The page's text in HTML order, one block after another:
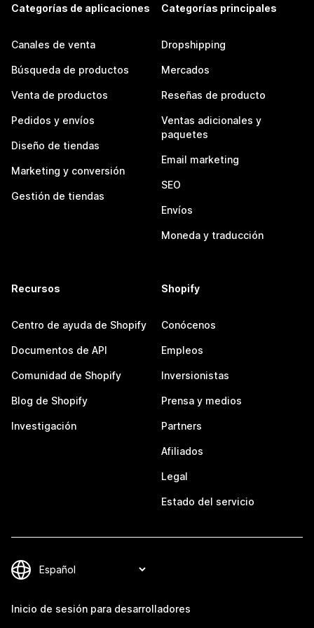
Categorías de aplicaciones
Canales de venta
Búsqueda de productos
Venta de productos
Pedidos y envíos
Diseño de tiendas
Marketing y conversión
Gestión de tiendas
Categorías principales
Dropshipping
Mercados
Reseñas de producto
Ventas adicionales y
paquetes
Email marketing
SEO
Envíos
Moneda y traducción
Recursos
Centro de ayuda de Shopify
Documentos de API
Comunidad de Shopify
Blog de Shopify
Investigación
Shopify
Conócenos
Empleos
Inversionistas
Prensa y medios
Partners
Afiliados
Legal
Estado del servicio
Inicio de sesión para desarrolladores